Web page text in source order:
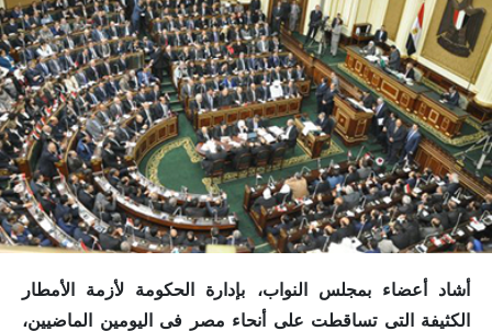
أشاد أعضاء بمجلس النواب، بإدارة الحكومة لأزمة الأمطار
الكثيفة التى تساقطت على أنحاء مصر فى اليومين الماضيين،